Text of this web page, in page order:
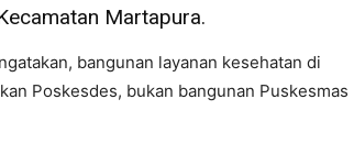
Martapura.
bangunan layanan kesehatan di
Poskesdes, bukan bangunan Puskesmas